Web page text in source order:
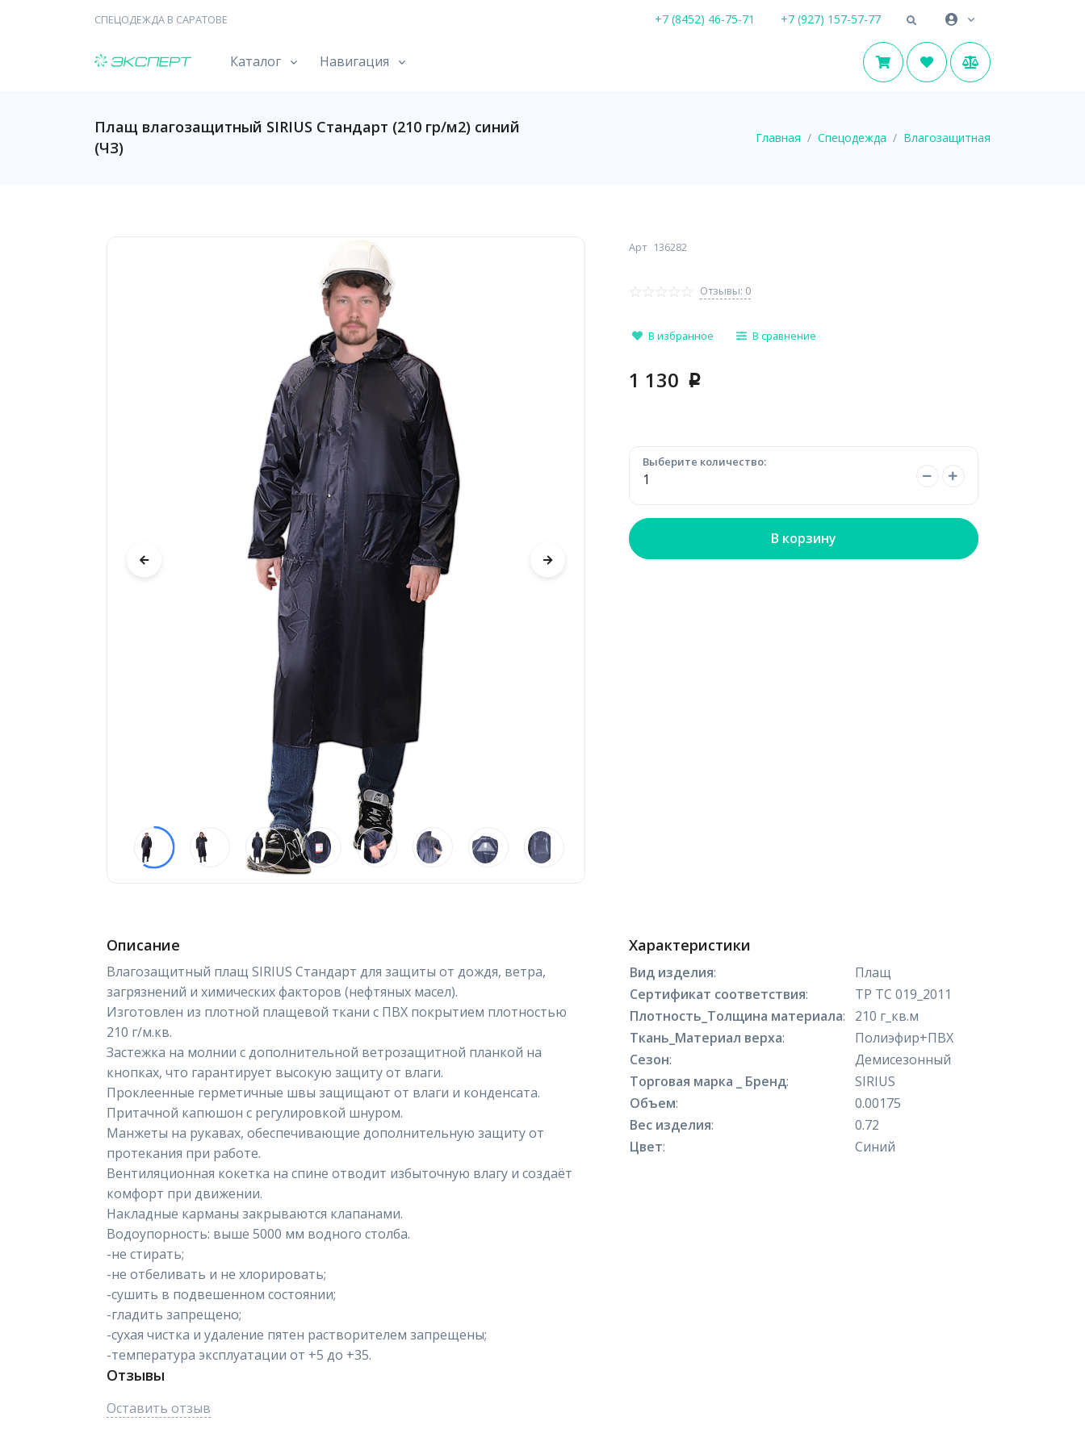
СПЕЦОДЕЖДА В САРАТОВЕ +7 (8452) 46-75-71 +7 (927) 157-57-77
Каталог Навигация
Плащ влагозащитный SIRIUS Стандарт (210 гр/м2) синий
(ЧЗ)
Главная Спецодежда Влагозащитная
Арт 136282
Отзывы: 0
В избранное В сравнение
1 130 p
Выберите количество:
В корзину
Описание
Влагозащитный плащ SIRIUS Стандарт для защиты от дождя, ветра,
загрязнений и химических факторов (нефтяных масел).
Изготовлен из плотной плащевой ткани с ПВХ покрытием плотностью
210 г/м.кв.
Застежка на молнии с дополнительной ветрозащитной планкой на
кнопках, что гарантирует высокую защиту от влаги.
Проклеенные герметичные швы защищают от влаги и конденсата.
Притачной капюшон с регулировкой шнуром.
Манжеты на рукавах, обеспечивающие дополнительную защиту от
протекания при работе.
Вентиляционная кокетка на спине отводит избыточную влагу и создаёт
комфорт при движении.
Накладные карманы закрываются клапанами.
Водоупорность: выше 5000 мм водного столба.
-не стирать;
-не отбеливать и не хлорировать;
-сушить в подвешенном состоянии;
-гладить запрещено;
-сухая чистка и удаление пятен растворителем запрещены;
-температура эксплуатации от +5 до +35.
Отзывы
Оставить отзыв
Характеристики
Вид изделия:
Плащ
Сертификат соответствия:
ТР ТС 019_2011
Плотность_Толщина материала:
210 г_кв.м
Ткань_Материал верха:
Полиэфир+ПВХ
Сезон:
Демисезонный
Торговая марка _ Бренд:
SIRIUS
Объем:
0.00175
Вес изделия:
0.72
Цвет: Синий